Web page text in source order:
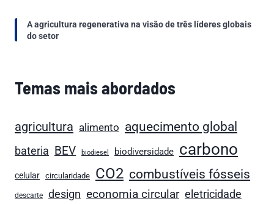
A agricultura regenerativa na visão de três líderes globais
do setor
Temas mais abordados
agricultura alimento aquecimento global
bateria BEV biodiesel biodiversidade carbono
celular circularidade CO2 combustíveis fósseis
descarte design economia circular eletricidade